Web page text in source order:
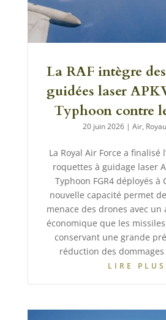
La RAF intègre
guidées laser
Typhoon contre
20 juin 2026| Air,
La Royal Air Force a finalisé
roquettes à guidage laser
Typhoon FGR4 déployés à
nouvelle capacité permet
menace des drones avec
économique que les
conservant une grande
réduction des
LIRE PLUS